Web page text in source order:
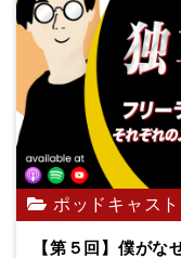
ポッドキャスト
【第５回】僕がな